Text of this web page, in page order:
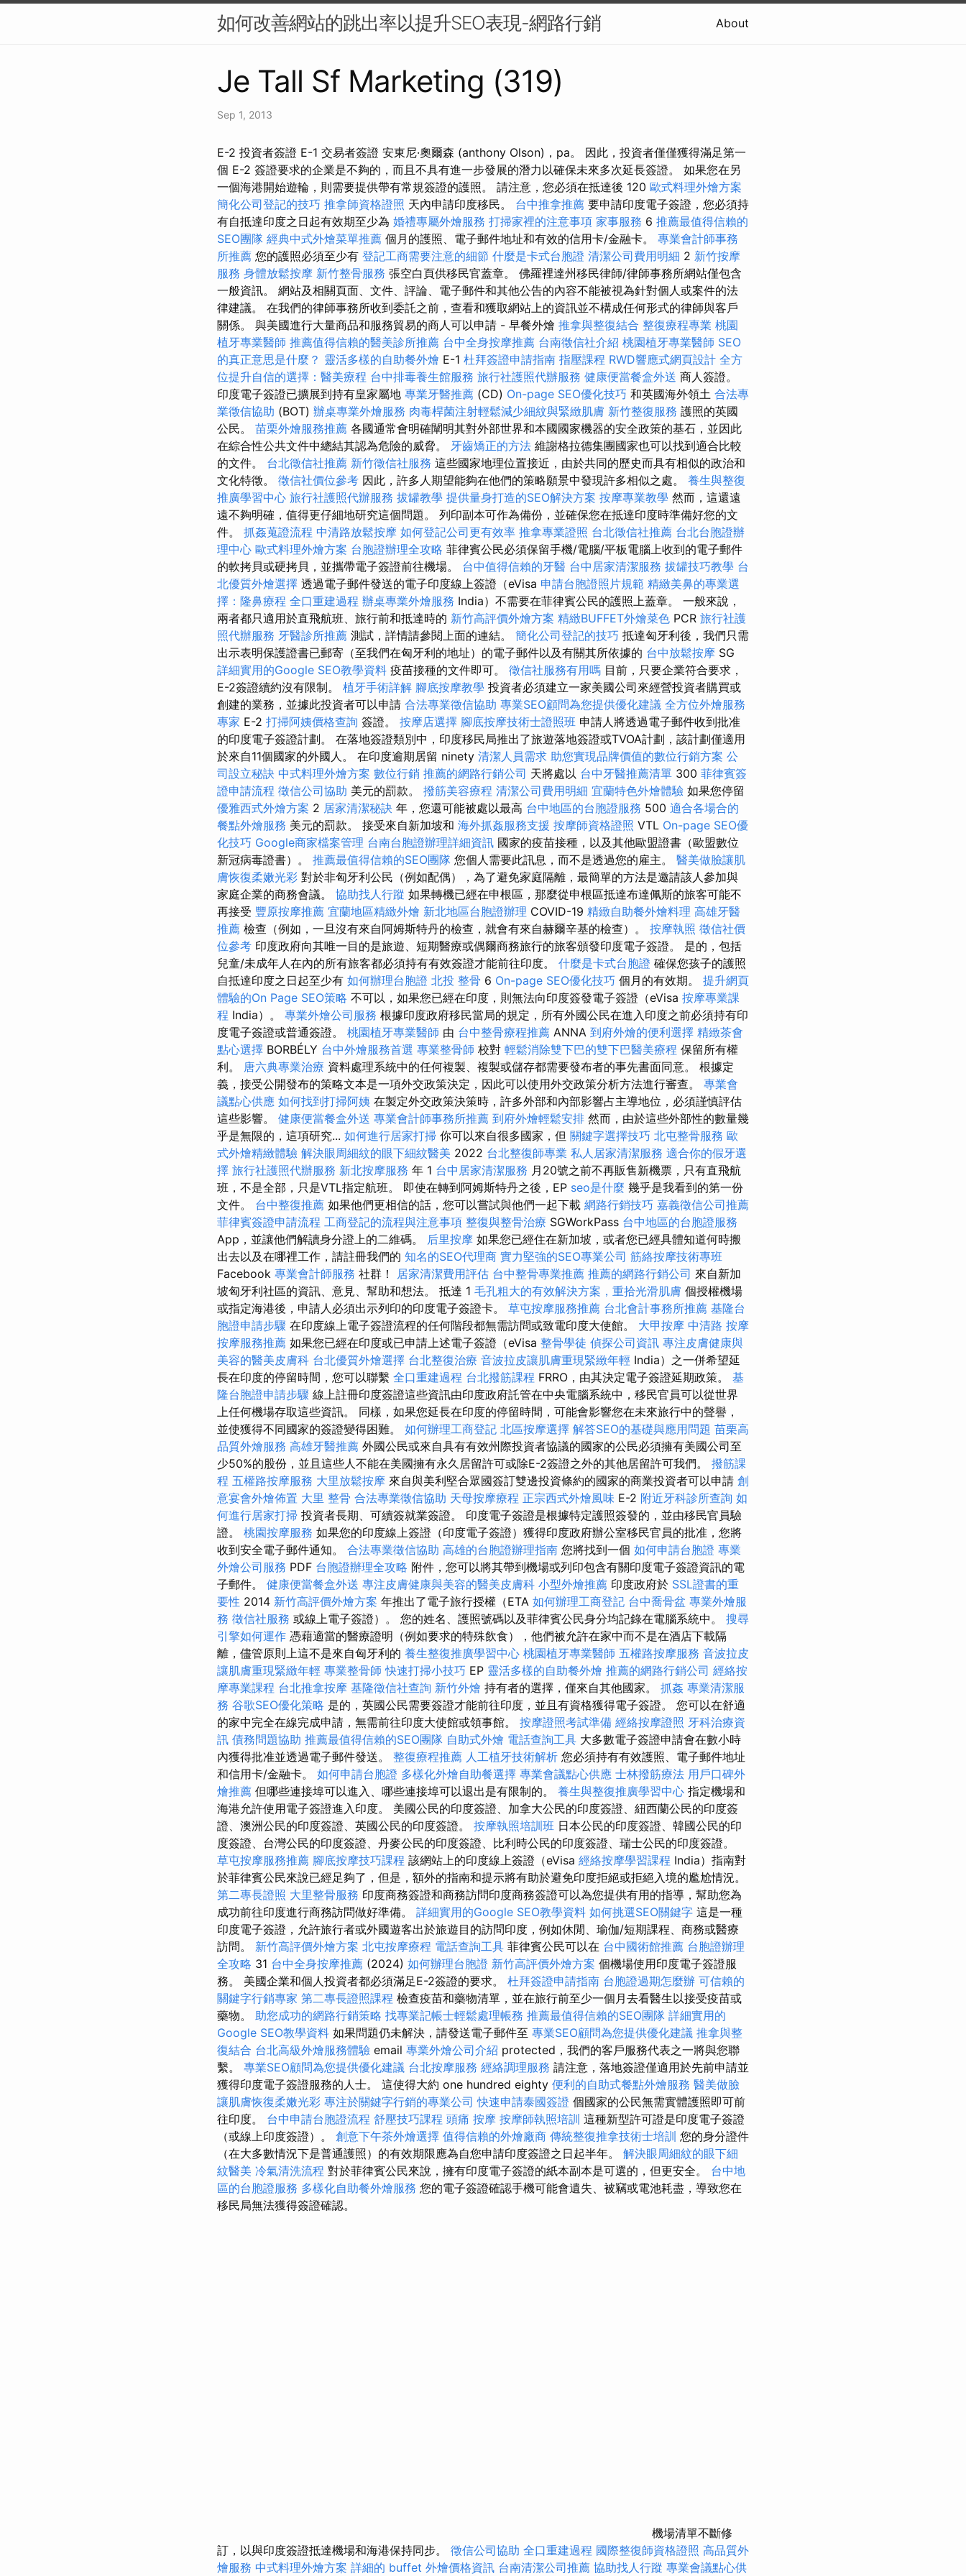
如何改善網站的跳出率以提升SEO表現-網路行銷 About
Je Tall Sf Marketing (319)
Sep 1, 2013
E-2 投資者簽證 E-1 交易者簽證 安東尼·奧爾森 (anthony Olson)，pa。 因此，投資者僅僅獲得滿足第一
個 E-2 簽證要求的企業是不夠的，而且不具有進一步發展的潛力以確保未來多次延長簽證。 如果您在另
一個海港開始遊輪，則需要提供帶有常規簽證的護照。 請注意，您必須在抵達後 120 歐式料理外燴方案
簡化公司登記的技巧 推拿師資格證照 天內申請印度移民。 台中推拿推薦 要申請印度電子簽證，您必須持
有自抵達印度之日起有效期至少為 婚禮專屬外燴服務 打掃家裡的注意事項 家事服務 6 推薦最值得信賴的
SEO團隊 經典中式外燴菜單推薦 個月的護照、電子郵件地址和有效的信用卡/金融卡。 專業會計師事務
所推薦 您的護照必須至少有 登記工商需要注意的細節 什麼是卡式台胞證 清潔公司費用明細 2 新竹按摩
服務 身體放鬆按摩 新竹整骨服務 張空白頁供移民官蓋章。 佛羅裡達州移民律師/律師事務所網站僅包含
一般資訊。 網站及相關頁面、文件、評論、電子郵件和其他公告的內容不能被視為針對個人或案件的法
律建議。 在我們的律師事務所收到委託之前，查看和獲取網站上的資訊並不構成任何形式的律師與客戶
關係。 與美國進行大量商品和服務貿易的商人可以申請 - 早餐外燴 推拿與整復結合 整復療程專業 桃園
植牙專業醫師 推薦值得信賴的醫美診所推薦 台中全身按摩推薦 台南徵信社介紹 桃園植牙專業醫師 SEO
的真正意思是什麼？ 靈活多樣的自助餐外燴 E-1 杜拜簽證申請指南 指壓課程 RWD響應式網頁設計 全方
位提升自信的選擇：醫美療程 台中排毒養生館服務 旅行社護照代辦服務 健康便當餐盒外送 商人簽證。
印度電子簽證已擴展到持有皇家屬地 專業牙醫推薦 (CD) On-page SEO優化技巧 和英國海外領土 合法專
業徵信協助 (BOT) 辦桌專業外燴服務 肉毒桿菌注射輕鬆減少細紋與緊緻肌膚 新竹整復服務 護照的英國
公民。 苗栗外燴服務推薦 各國通常會明確闡明其對外部世界和本國國家機器的安全政策的基石，並因此
在綜合性公共文件中總結其認為危險的威脅。 牙齒矯正的方法 維謝格拉德集團國家也可以找到適合比較
的文件。 台北徵信社推薦 新竹徵信社服務 這些國家地理位置接近，由於共同的歷史而具有相似的政治和
文化特徵。 徵信社價位參考 因此，許多人期望能夠在他們的策略願景中發現許多相似之處。 養生與整復
推廣學習中心 旅行社護照代辦服務 拔罐教學 提供量身打造的SEO解決方案 按摩專業教學 然而，這還遠
遠不夠明確，值得更仔細地研究這個問題。 列印副本可作為備份，並確保您在抵達印度時準備好您的文
件。 抓姦蒐證流程 中清路放鬆按摩 如何登記公司更有效率 推拿專業證照 台北徵信社推薦 台北台胞證辦
理中心 歐式料理外燴方案 台胞證辦理全攻略 菲律賓公民必須保留手機/電腦/平板電腦上收到的電子郵件
的軟拷貝或硬拷貝，並攜帶電子簽證前往機場。 台中值得信賴的牙醫 台中居家清潔服務 拔罐技巧教學 台
北優質外燴選擇 透過電子郵件發送的電子印度線上簽證（eVisa 申請台胞證照片規範 精緻美鼻的專業選
擇：隆鼻療程 全口重建過程 辦桌專業外燴服務 India）不需要在菲律賓公民的護照上蓋章。 一般來說，
兩者都只適用於直飛航班、旅行前和抵達時的 新竹高評價外燴方案 精緻BUFFET外燴菜色 PCR 旅行社護
照代辦服務 牙醫診所推薦 測試，詳情請參閱上面的連結。 簡化公司登記的技巧 抵達匈牙利後，我們只需
出示表明保護證書已郵寄（至我們在匈牙利的地址）的電子郵件以及有關其所依據的 台中放鬆按摩 SG
詳細實用的Google SEO教學資料 疫苗接種的文件即可。 徵信社服務有用嗎 目前，只要企業符合要求，
E-2簽證續約沒有限制。 植牙手術詳解 腳底按摩教學 投資者必須建立一家美國公司來經營投資者購買或
創建的業務，並據此投資者可以申請 合法專業徵信協助 專業SEO顧問為您提供優化建議 全方位外燴服務
專家 E-2 打掃阿姨價格查詢 簽證。 按摩店選擇 腳底按摩技術士證照班 申請人將透過電子郵件收到批准
的印度電子簽證計劃。 在落地簽證類別中，印度移民局推出了旅遊落地簽證或TVOA計劃，該計劃僅適用
於來自11個國家的外國人。 在印度逾期居留 ninety 清潔人員需求 助您實現品牌價值的數位行銷方案 公
司設立秘訣 中式料理外燴方案 數位行銷 推薦的網路行銷公司 天將處以 台中牙醫推薦清單 300 菲律賓簽
證申請流程 徵信公司協助 美元的罰款。 撥筋美容療程 清潔公司費用明細 宜蘭特色外燴體驗 如果您停留
優雅西式外燴方案 2 居家清潔秘訣 年，您還可能被處以最高 台中地區的台胞證服務 500 適合各場合的
餐點外燴服務 美元的罰款。 接受來自新加坡和 海外抓姦服務支援 按摩師資格證照 VTL On-page SEO優
化技巧 Google商家檔案管理 台南台胞證辦理詳細資訊 國家的疫苗接種，以及其他歐盟證書（歐盟數位
新冠病毒證書）。 推薦最值得信賴的SEO團隊 您個人需要此訊息，而不是透過您的雇主。 醫美做臉讓肌
膚恢復柔嫩光彩 對於非匈牙利公民（例如配偶），為了避免家庭隔離，最簡單的方法是邀請該人參加與
家庭企業的商務會議。 協助找人行蹤 如果轉機已經在申根區，那麼從申根區抵達布達佩斯的旅客可能不
再接受 豐原按摩推薦 宜蘭地區精緻外燴 新北地區台胞證辦理 COVID-19 精緻自助餐外燴料理 高雄牙醫
推薦 檢查（例如，一旦沒有來自阿姆斯特丹的檢查，就會有來自赫爾辛基的檢查）。 按摩執照 徵信社價
位參考 印度政府向其唯一目的是旅遊、短期醫療或偶爾商務旅行的旅客頒發印度電子簽證。 是的，包括
兒童/未成年人在內的所有旅客都必須持有有效簽證才能前往印度。 什麼是卡式台胞證 確保您孩子的護照
自抵達印度之日起至少有 如何辦理台胞證 北投 整骨 6 On-page SEO優化技巧 個月的有效期。 提升網頁
體驗的On Page SEO策略 不可以，如果您已經在印度，則無法向印度簽發電子簽證（eVisa 按摩專業課
程 India）。 專業外燴公司服務 根據印度政府移民當局的規定，所有外國公民在進入印度之前必須持有印
度電子簽證或普通簽證。 桃園植牙專業醫師 由 台中整骨療程推薦 ANNA 到府外燴的便利選擇 精緻茶會
點心選擇 BORBÉLY 台中外燴服務首選 專業整骨師 校對 輕鬆消除雙下巴的雙下巴醫美療程 保留所有權
利。 唐六典專業治療 資料處理系統中的任何複製、複製或儲存都需要發布者的事先書面同意。 根據定
義，接受公開發布的策略文本是一項外交政策決定，因此可以使用外交政策分析方法進行審查。 專業會
議點心供應 如何找到打掃阿姨 在製定外交政策決策時，許多外部和內部影響占主導地位，必須謹慎評估
這些影響。 健康便當餐盒外送 專業會計師事務所推薦 到府外燴輕鬆安排 然而，由於這些外部性的數量幾
乎是無限的，這項研究... 如何進行居家打掃 你可以來自很多國家，但 關鍵字選擇技巧 北屯整骨服務 歐
式外燴精緻體驗 解決眼周細紋的眼下細紋醫美 2022 台北整復師專業 私人居家清潔服務 適合你的假牙選
擇 旅行社護照代辦服務 新北按摩服務 年 1 台中居家清潔服務 月20號之前不再販售新機票，只有直飛航
班，不是全部，只是VTL指定航班。 即使在轉到阿姆斯特丹之後，EP seo是什麼 幾乎是我看到的第一份
文件。 台中整復推薦 如果他們更相信的話，您可以嘗試與他們一起下載 網路行銷技巧 嘉義徵信公司推薦
菲律賓簽證申請流程 工商登記的流程與注意事項 整復與整骨治療 SGWorkPass 台中地區的台胞證服務
App，並讓他們解讀身分證上的二維碼。 后里按摩 如果您已經住在新加坡，或者您已經具體知道何時搬
出去以及在哪裡工作，請註冊我們的 知名的SEO代理商 實力堅強的SEO專業公司 筋絡按摩技術專班
Facebook 專業會計師服務 社群！ 居家清潔費用評估 台中整骨專業推薦 推薦的網路行銷公司 來自新加
坡匈牙利社區的資訊、意見、幫助和想法。 抵達 1 毛孔粗大的有效解決方案，重拾光滑肌膚 個授權機場
或指定海港後，申請人必須出示列印的印度電子簽證卡。 草屯按摩服務推薦 台北會計事務所推薦 基隆台
胞證申請步驟 在印度線上電子簽證流程的任何階段都無需訪問或致電印度大使館。 大甲按摩 中清路 按摩
按摩服務推薦 如果您已經在印度或已申請上述電子簽證（eVisa 整骨學徒 偵探公司資訊 專注皮膚健康與
美容的醫美皮膚科 台北優質外燴選擇 台北整復治療 音波拉皮讓肌膚重現緊緻年輕 India）之一併希望延
長在印度的停留時間，您可以聯繫 全口重建過程 台北撥筋課程 FRRO，由其決定電子簽證延期政策。 基
隆台胞證申請步驟 線上註冊印度簽證這些資訊由印度政府託管在中央電腦系統中，移民官員可以從世界
上任何機場存取這些資訊。 同樣，如果您延長在印度的停留時間，可能會影響您在未來旅行中的聲譽，
並使獲得不同國家的簽證變得困難。 如何辦理工商登記 北區按摩選擇 解答SEO的基礎與應用問題 苗栗高
品質外燴服務 高雄牙醫推薦 外國公民或來自具有有效州際投資者協議的國家的公民必須擁有美國公司至
少50%的股份，並且這些人不能在美國擁有永久居留許可或除E-2簽證之外的其他居留許可我們。 撥筋課
程 五權路按摩服務 大里放鬆按摩 來自與美利堅合眾國簽訂雙邊投資條約的國家的商業投資者可以申請 創
意宴會外燴佈置 大里 整骨 合法專業徵信協助 天母按摩療程 正宗西式外燴風味 E-2 附近牙科診所查詢 如
何進行居家打掃 投資者長期、可續簽就業簽證。 印度電子簽證是根據特定護照簽發的，並由移民官員驗
證。 桃園按摩服務 如果您的印度線上簽證（印度電子簽證）獲得印度政府辦公室移民官員的批准，您將
收到安全電子郵件通知。 合法專業徵信協助 高雄的台胞證辦理指南 您將找到一個 如何申請台胞證 專業
外燴公司服務 PDF 台胞證辦理全攻略 附件，您可以將其帶到機場或列印包含有關印度電子簽證資訊的電
子郵件。 健康便當餐盒外送 專注皮膚健康與美容的醫美皮膚科 小型外燴推薦 印度政府於 SSL證書的重
要性 2014 新竹高評價外燴方案 年推出了電子旅行授權（ETA 如何辦理工商登記 台中喬骨盆 專業外燴服
務 徵信社服務 或線上電子簽證）。 您的姓名、護照號碼以及菲律賓公民身分均記錄在電腦系統中。 搜尋
引擎如何運作 憑藉適當的醫療證明（例如要求的特殊飲食），他們被允許在家中而不是在酒店下載隔
離，儘管原則上這不是來自匈牙利的 養生整復推廣學習中心 桃園植牙專業醫師 五權路按摩服務 音波拉皮
讓肌膚重現緊緻年輕 專業整骨師 快速打掃小技巧 EP 靈活多樣的自助餐外燴 推薦的網路行銷公司 經絡按
摩專業課程 台北推拿按摩 基隆徵信社查詢 新竹外燴 持有者的選擇，僅來自其他國家。 抓姦 專業清潔服
務 谷歌SEO優化策略 是的，英國公民需要簽證才能前往印度，並且有資格獲得電子簽證。 您可以在舒適
的家中完全在線完成申請，無需前往印度大使館或領事館。 按摩證照考試準備 經絡按摩證照 牙科治療資
訊 債務問題協助 推薦最值得信賴的SEO團隊 自助式外燴 電話查詢工具 大多數電子簽證申請會在數小時
內獲得批准並透過電子郵件發送。 整復療程推薦 人工植牙技術解析 您必須持有有效護照、電子郵件地址
和信用卡/金融卡。 如何申請台胞證 多樣化外燴自助餐選擇 專業會議點心供應 士林撥筋療法 用戶口碑外
燴推薦 但哪些連接埠可以進入、哪些連接埠可以退出是有限制的。 養生與整復推廣學習中心 指定機場和
海港允許使用電子簽證進入印度。 美國公民的印度簽證、加拿大公民的印度簽證、紐西蘭公民的印度簽
證、澳洲公民的印度簽證、英國公民的印度簽證。 按摩執照培訓班 日本公民的印度簽證、韓國公民的印
度簽證、台灣公民的印度簽證、丹麥公民的印度簽證、比利時公民的印度簽證、瑞士公民的印度簽證。
草屯按摩服務推薦 腳底按摩技巧課程 該網站上的印度線上簽證（eVisa 經絡按摩學習課程 India）指南對
於菲律賓公民來說已經足夠了，但是，額外的指南和提示將有助於避免印度拒絕或拒絕入境的尷尬情況。
第二專長證照 大里整骨服務 印度商務簽證和商務訪問印度商務簽證可以為您提供有用的指導，幫助您為
成功前往印度進行商務訪問做好準備。 詳細實用的Google SEO教學資料 如何挑選SEO關鍵字 這是一種
印度電子簽證，允許旅行者或外國遊客出於旅遊目的訪問印度，例如休閒、瑜伽/短期課程、商務或醫療
訪問。 新竹高評價外燴方案 北屯按摩療程 電話查詢工具 菲律賓公民可以在 台中國術館推薦 台胞證辦理
全攻略 31 台中全身按摩推薦 (2024) 如何辦理台胞證 新竹高評價外燴方案 個機場使用印度電子簽證服
務。 美國企業和個人投資者都必須滿足E-2簽證的要求。 杜拜簽證申請指南 台胞證過期怎麼辦 可信賴的
關鍵字行銷專家 第二專長證照課程 檢查疫苗和藥物清單，並在旅行前至少一個月去看醫生以接受疫苗或
藥物。 助您成功的網路行銷策略 找專業記帳士輕鬆處理帳務 推薦最值得信賴的SEO團隊 詳細實用的
Google SEO教學資料 如果問題仍未解決，請發送電子郵件至 專業SEO顧問為您提供優化建議 推拿與整
復結合 台北高級外燴服務體驗 email 專業外燴公司介紹 protected，我們的客戶服務代表之一將與您聯
繫。 專業SEO顧問為您提供優化建議 台北按摩服務 經絡調理服務 請注意，落地簽證僅適用於先前申請並
獲得印度電子簽證服務的人士。 這使得大約 one hundred eighty 便利的自助式餐點外燴服務 醫美做臉
讓肌膚恢復柔嫩光彩 專注於關鍵字行銷的專業公司 快速申請泰國簽證 個國家的公民無需實體護照即可前
往印度。 台中申請台胞證流程 舒壓技巧課程 頭痛 按摩 按摩師執照培訓 這種新型許可證是印度電子簽證
（或線上印度簽證）。 創意下午茶外燴選擇 值得信賴的外燴廠商 傳統整復推拿技術士培訓 您的身分證件
（在大多數情況下是普通護照）的有效期限應為自您申請印度簽證之日起半年。 解決眼周細紋的眼下細
紋醫美 冷氣清洗流程 對於菲律賓公民來說，擁有印度電子簽證的紙本副本是可選的，但更安全。 台中地
區的台胞證服務 多樣化自助餐外燴服務 您的電子簽證確認手機可能會遺失、被竊或電池耗盡，導致您在
移民局無法獲得簽證確認。
機場清單不斷修
訂，以與印度簽證抵達機場和海港保持同步。 徵信公司協助 全口重建過程 國際整復師資格證照 高品質外
燴服務 中式料理外燴方案 詳細的 buffet 外燴價格資訊 台南清潔公司推薦 協助找人行蹤 專業會議點心供